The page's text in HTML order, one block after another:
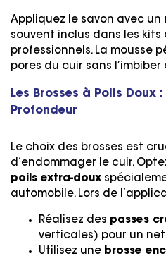
Appliquez le savon avec un
souvent inclus dans les kits
professionnels. La mousse
pores du cuir sans l’imbiber
Les Brosses à Poils Doux
Profondeur
Le choix des brosses est
d’endommager le cuir.
poils extra-doux
automobile. Lors de
Réalisez des passes
verticales) pour un
Utilisez une brosse